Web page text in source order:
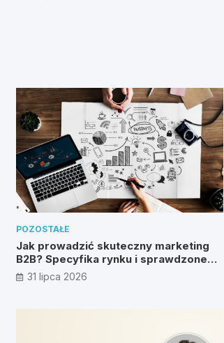
POZOSTAŁE
Jak prowadzić skuteczny marketing
B2B? Specyfika rynku i sprawdzone
metody
31 lipca 2026